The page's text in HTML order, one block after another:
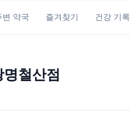
변 약국 즐겨찾기 건강 기록
철산점